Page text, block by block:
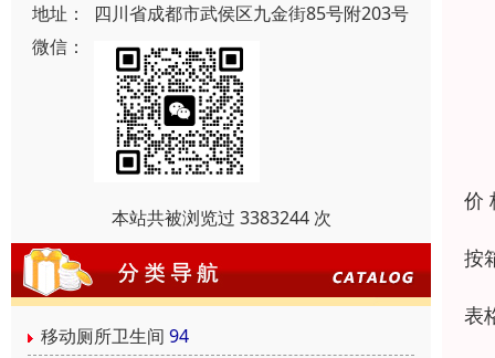
地址：
四川省成都市武侯区九金街85号附203号
微信：
本站共被浏览过 3383244 次
移动厕所卫生间 94
价
按
表